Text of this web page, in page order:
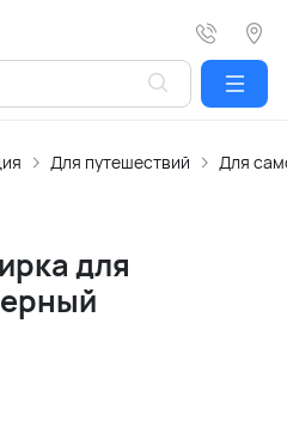
Для путешествий Для
для